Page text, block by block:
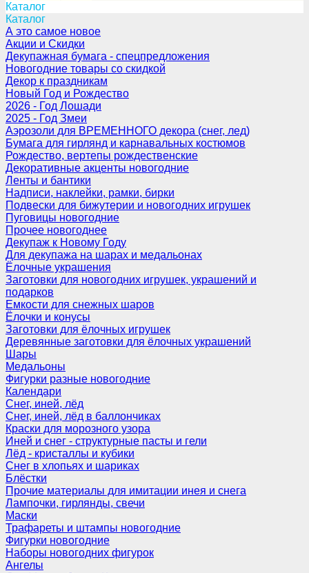
Каталог
Каталог
А это самое новое
Акции и Скидки
Декупажная бумага - спецпредложения
Новогодние товары со скидкой
Декор к праздникам
Новый Год и Рождество
2026 - Год Лошади
2025 - Год Змеи
Аэрозоли для ВРЕМЕННОГО декора (снег, лед)
Бумага для гирлянд и карнавальных костюмов
Рождество, вертепы рождественские
Декоративные акценты новогодние
Ленты и бантики
Надписи, наклейки, рамки, бирки
Подвески для бижутерии и новогодних игрушек
Пуговицы новогодние
Прочее новогоднее
Декупаж к Новому Году
Для декупажа на шарах и медальонах
Ёлочные украшения
Заготовки для новогодних игрушек, украшений и
подарков
Емкости для снежных шаров
Ёлочки и конусы
Заготовки для ёлочных игрушек
Деревянные заготовки для ёлочных украшений
Шары
Медальоны
Фигурки разные новогодние
Календари
Снег, иней, лёд
Снег, иней, лёд в баллончиках
Краски для морозного узора
Иней и снег - структурные пасты и гели
Лёд - кристаллы и кубики
Снег в хлопьях и шариках
Блёстки
Прочие материалы для имитации инея и снега
Лампочки, гирлянды, свечи
Маски
Трафареты и штампы новогодние
Фигурки новогодние
Наборы новогодних фигурок
Ангелы